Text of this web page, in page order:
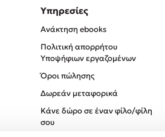
Υπηρεσίες
Ανάκτηση ebooks
Πολιτική απορρήτου
Υποψήφιων εργαζομένων
Όροι πώλησης
Δωρεάν μεταφορικά
Κάνε δώρο σε έναν φίλο/φίλη
σου